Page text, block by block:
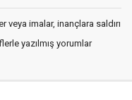
imalar, inançlara saldırı
yazılmış yorumlar